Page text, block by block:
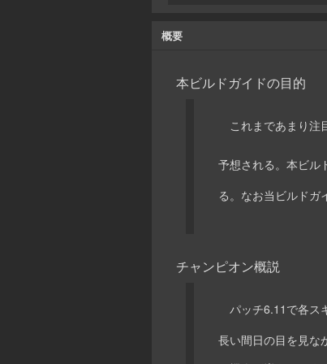
概要
本ビルドガイドの目的
これまであまり注
予想される。本ビル
る。なお当ビルドガ
チャンピオン概説
パッチ6.11で各ス
長い間日の目を見な